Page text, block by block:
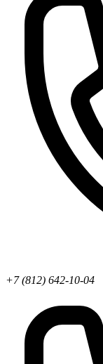
+7 (812) 642-10-04